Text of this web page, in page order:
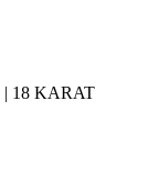
18 KARAT